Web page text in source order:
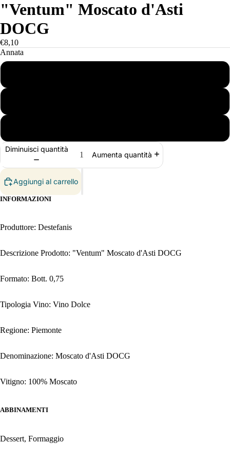
"Ventum" Moscato d'Asti
DOCG
€8,10
Annata
Diminuisci quantità
Aumenta quantità
Aggiungi al carrello
INFORMAZIONI
Produttore: Destefanis
Descrizione Prodotto: "Ventum" Moscato d'Asti DOCG
Formato: Bott. 0,75
Tipologia Vino: Vino Dolce
Regione: Piemonte
Denominazione: Moscato d'Asti DOCG
Vitigno: 100% Moscato
ABBINAMENTI
Dessert, Formaggio